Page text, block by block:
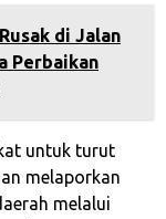
di Jalan
Perbaikan
untuk turut
melaporkan
melalui